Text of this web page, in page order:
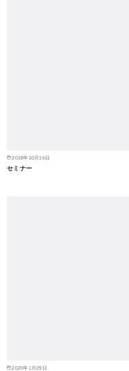
2018年10月16日
セミナー
2020年1月29日